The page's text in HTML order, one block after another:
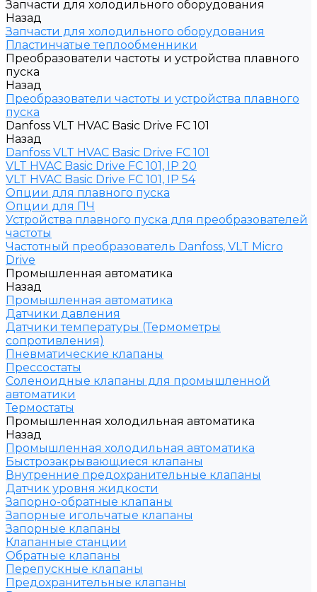
Запчасти для холодильного оборудования
Назад
Запчасти для холодильного оборудования
Пластинчатые теплообменники
Преобразователи частоты и устройства плавного
пуска
Назад
Преобразователи частоты и устройства плавного
пуска
Danfoss VLT HVAC Basic Drive FC 101
Назад
Danfoss VLT HVAC Basic Drive FC 101
VLT HVAC Basic Drive FC 101, IP 20
VLT HVAC Basic Drive FC 101, IP 54
Опции для плавного пуска
Опции для ПЧ
Устройства плавного пуска для преобразователей
частоты
Частотный преобразователь Danfoss, VLT Micro
Drive
Промышленная автоматика
Назад
Промышленная автоматика
Датчики давления
Датчики температуры (Термометры
сопротивления)
Пневматические клапаны
Прессостаты
Соленоидные клапаны для промышленной
автоматики
Термостаты
Промышленная холодильная автоматика
Назад
Промышленная холодильная автоматика
Быстрозакрывающиеся клапаны
Внутренние предохранительные клапаны
Датчик уровня жидкости
Запорно-обратные клапаны
Запорные игольчатые клапаны
Запорные клапаны
Клапанные станции
Обратные клапаны
Перепускные клапаны
Предохранительные клапаны